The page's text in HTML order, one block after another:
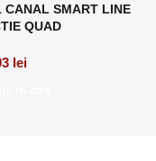
CANAL SMART LINE
QUAD
lei